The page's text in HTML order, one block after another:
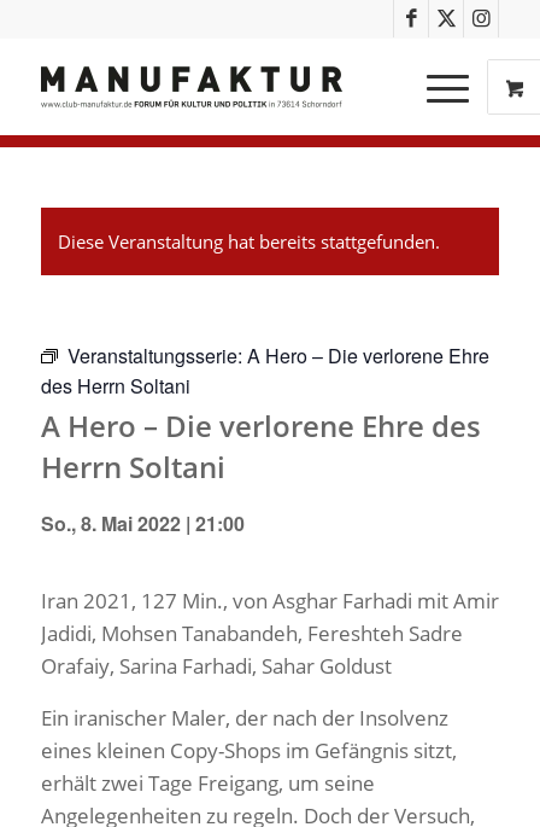
Diese Veranstaltung hat bereits stattgefunden.
Veranstaltungsserie: A Hero – Die verlorene Ehre
des Herrn Soltani
A Hero – Die verlorene Ehre des
Herrn Soltani
So., 8. Mai 2022 | 21:00
Iran 2021, 127 Min., von Asghar Farhadi mit Amir
Jadidi, Mohsen Tanabandeh, Fereshteh Sadre
Orafaiy, Sarina Farhadi, Sahar Goldust
Ein iranischer Maler, der nach der Insolvenz
eines kleinen Copy-Shops im Gefängnis sitzt,
erhält zwei Tage Freigang, um seine
Angelegenheiten zu regeln. Doch der Versuch,